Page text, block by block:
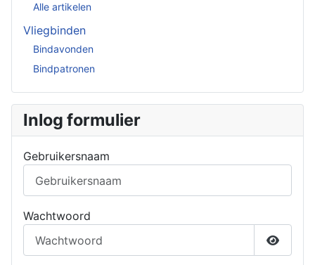
Alle artikelen
Vliegbinden
Bindavonden
Bindpatronen
Inlog formulier
Gebruikersnaam
Wachtwoord
Toon